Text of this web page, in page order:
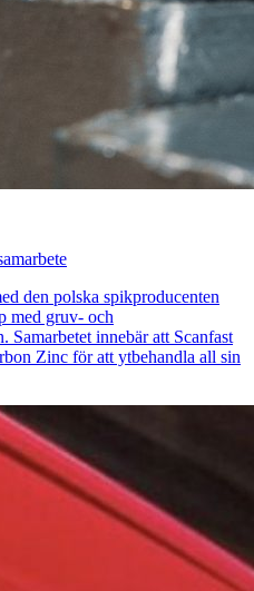
den polska spikproducenten
med gruv- och
Samarbetet innebär att Scanfast
Zinc för att ytbehandla all sin